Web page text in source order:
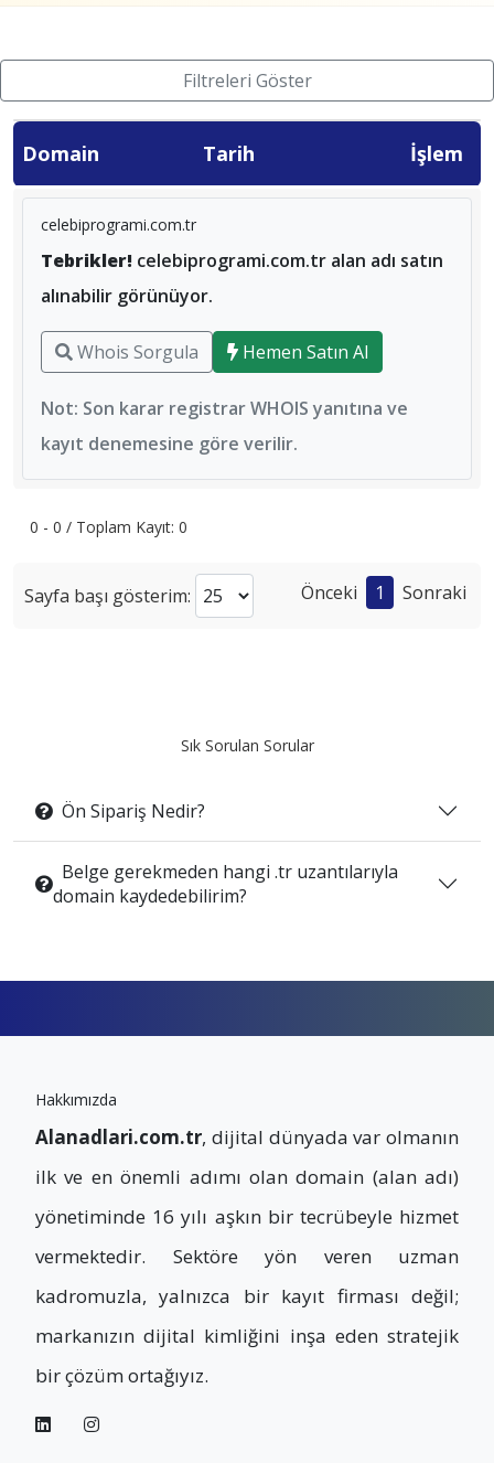
Filtreleri Göster
Domain Tarih İşlem
celebiprogrami.com.tr
Tebrikler! celebiprogrami.com.tr alan adı satın
alınabilir görünüyor.
Whois Sorgula Hemen Satın Al
Not: Son karar registrar WHOIS yanıtına ve
kayıt denemesine göre verilir.
0 - 0 / Toplam Kayıt: 0
Sayfa başı gösterim: Önceki 1 Sonraki
Sık Sorulan Sorular
Ön Sipariş Nedir?
Belge gerekmeden hangi .tr uzantılarıyla
domain kaydedebilirim?
Hakkımızda
Alanadlari.com.tr, dijital dünyada var olmanın
ilk ve en önemli adımı olan domain (alan adı)
yönetiminde 16 yılı aşkın bir tecrübeyle hizmet
vermektedir. Sektöre yön veren uzman
kadromuzla, yalnızca bir kayıt firması değil;
markanızın dijital kimliğini inşa eden stratejik
bir çözüm ortağıyız.